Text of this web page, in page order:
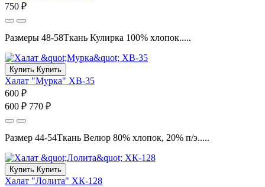
750 ₽
Размеры 48-58Ткань Кулирка 100% хлопок.....
Купить Купить
Халат "Мурка" ХВ-35
600 ₽
600 ₽ 770 ₽
Размер 44-54Ткань Велюр 80% хлопок, 20% п/э.....
Купить Купить
Халат "Лолита" ХК-128